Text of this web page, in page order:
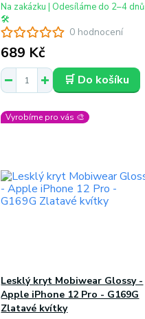
0 hodnocení
689 Kč
Na zakázku | Odesíláme do 2–4 dnů
🛠️
🛒 Do košíku
Vyrobíme pro vás 🎨
Lesklý kryt Mobiwear Glossy -
Apple iPhone 12 Pro - G169G
Zlatavé kvítky